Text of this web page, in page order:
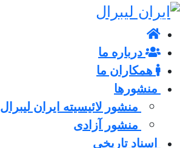
درباره ما
همکاران ما
منشورها
منشور لائیسیته ایران لیبرال
منشور آزادی
اسناد تاریخی